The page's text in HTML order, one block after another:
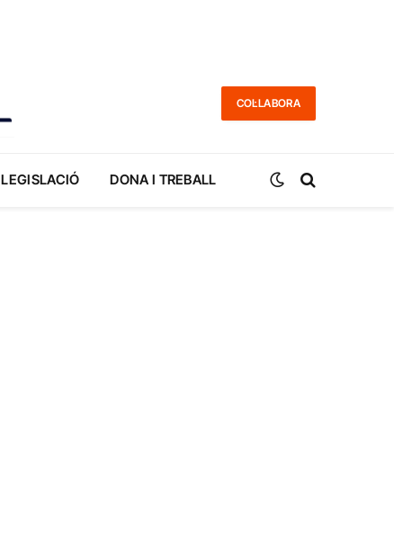
COL·LABORA
LEGISLACIÓ DONA I TREBALL